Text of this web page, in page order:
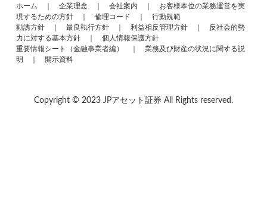
ホーム 企業理念 会社案内
お客様本位の業務運営を実
現するための方針
倫理コード
行動規範
勧誘方針
最良執行方針 利益相反管理方針
反社会的勢
力に対する基本方針
個人情報保護方針
重要情報シート（金融事業者編）
業務及び財産の状況に関する説
明
開示資料
Copyright © 2023 JPアセット証券 All Rights reserved.